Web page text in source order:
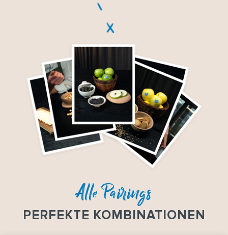
Alle Pairings
PERFEKTE KOMBINATIONEN